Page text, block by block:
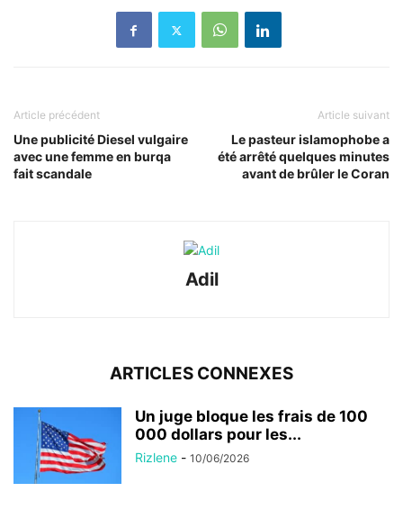
Article précédent
Une publicité Diesel vulgaire
avec une femme en burqa
fait scandale
Article suivant
Le pasteur islamophobe a
été arrêté quelques minutes
avant de brûler le Coran
Adil
ARTICLES CONNEXES
Un juge bloque les frais de 100
000 dollars pour les...
Rizlene - 10/06/2026